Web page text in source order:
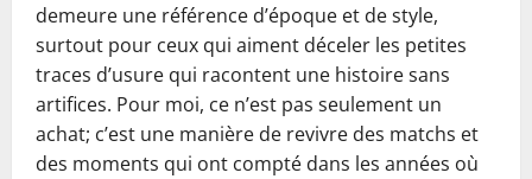
demeure une référence d’époque et de style,
surtout pour ceux qui aiment déceler les petites
traces d’usure qui racontent une histoire sans
artifices. Pour moi, ce n’est pas seulement un
achat; c’est une manière de revivre des matchs et
des moments qui ont compté dans les années où